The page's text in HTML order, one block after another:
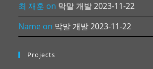
최 재훈 on 막말 개발 2023-11-22
Name on 막말 개발 2023-11-22
Projects